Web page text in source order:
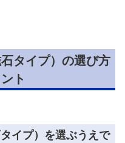
タイプ）の選び方
ト
イプ）を選ぶうえで